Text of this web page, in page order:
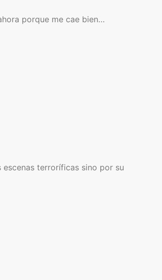
porque me cae bien…
terroríficas sino por su